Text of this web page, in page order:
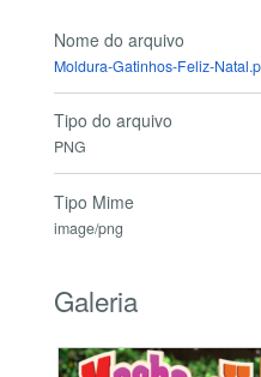
Nome do arquivo
Moldura-Gatinhos-Feliz-
Tipo do arquivo
PNG
Tipo Mime
image/png
Galeria